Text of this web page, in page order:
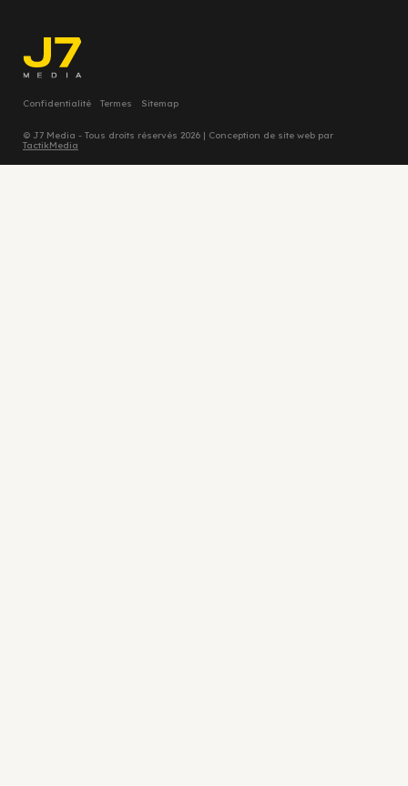
Confidentialité Termes Sitemap
© J7 Media - Tous droits réservés 2026 | Conception de site web par
TactikMedia